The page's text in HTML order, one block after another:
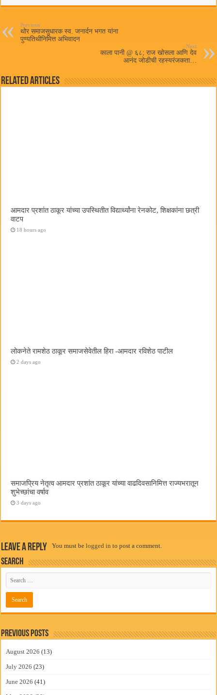
pp
Previous
थोर समाजसुधारक स्व. जनार्दन भगत यांना
पुण्यतिथीनिमित्त अभिवादन
Next
काला पानी @ ६८; राज खोसला आणि देव
आनंद जोडीची रहस्यरंजकता…
Related Articles
आमदार प्रशांत ठाकूर यांच्या उपस्थितीत विद्यार्थ्यांना रेनकोट, शिक्षकांना छत्री
वाटप
18 hours ago
लोकनेते रामशेठ ठाकूर समाजसेवेतील हिरा -आमदार रविशेठ पाटील
2 days ago
समाजप्रिय नेतृत्व आमदार प्रशांत ठाकूर यांच्या वाढदिवसानिमित्त राज्यभरातून
शुभेच्छांचा वर्षाव
3 days ago
Leave a Reply You must belogged in to post a comment.
Search
Previous Posts
August 2026 (13)
July 2026 (23)
June 2026 (41)